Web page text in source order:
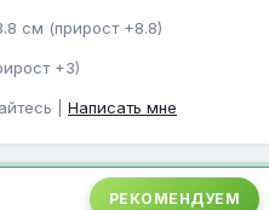
см (прирост +8.8)
+3)
| Написать мне
РЕКОМЕНДУЕМ